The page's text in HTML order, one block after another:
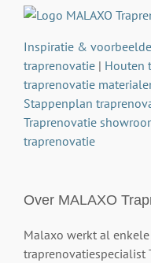
Inspiratie &
traprenovatie | Houten
traprenovatie
Stappenplan
Traprenovatie
traprenovatie
Over MALAXO
Malaxo werkt al
traprenovatiespecialist